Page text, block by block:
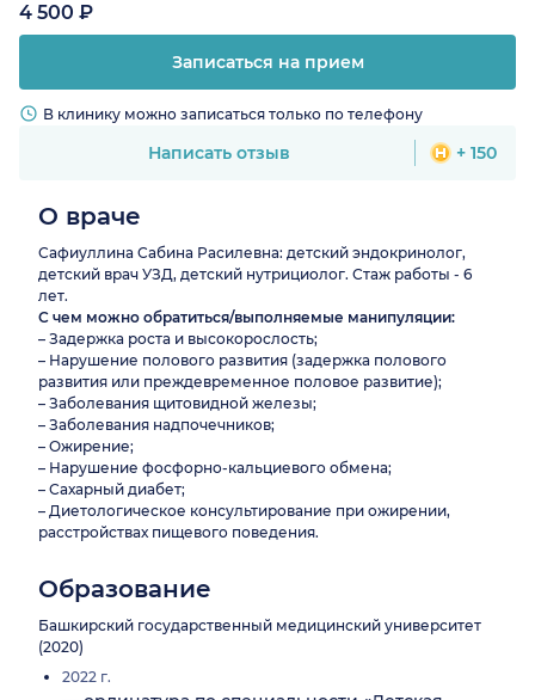
4 500 ₽
Записаться на прием
В клинику можно записаться только по телефону
Написать отзыв + 150
О враче
Сафиуллина Сабина Расилевна: детский эндокринолог,
детский врач УЗД, детский нутрициолог. Стаж работы - 6
лет.
С чем можно обратиться/выполняемые манипуляции:
– Задержка роста и высокорослость;
– Нарушение полового развития (задержка полового
развития или преждевременное половое развитие);
– Заболевания щитовидной железы;
– Заболевания надпочечников;
– Ожирение;
– Нарушение фосфорно-кальциевого обмена;
– Сахарный диабет;
– Диетологическое консультирование при ожирении,
расстройствах пищевого поведения.
Образование
Башкирский государственный медицинский университет
(2020)
2022 г.